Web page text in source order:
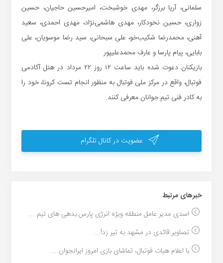
سلمانی، آریا برزگر، مهدی خوشبخت، امیرحسین حاجیان، حسین
زواری، حسین نخودکار، مهدی هاشمی‌نژاد، مهدی احمدی، سعید
آهنی، محمدرضا شکیب‌خو، علی سبحانی، سید رضا موسویان، علی
بابایی، پیام پارسا و عارف محمدعلیپور
بازیکنان دعوت شده باید ساعت ۱۲ روز ۲۲ مرداد در هتل آکادمی
فوتبال، واقع در مرکز ملی فوتبال به منظور انجام تست کرونا، خود را
به کادر فنی تیم جوانان معرفی کنند.
عضویت در کانال تلگرام
خبر‌های مرتبط
اسدی مدیر عامل منطقه ویژه انرژی پارس:بدهی های تیم ...
تصاویر:قائدی در مشهد به تیر زد!...
با اعلام هیات فوتبال، تماشای بازی امروز ایرانجوان ...